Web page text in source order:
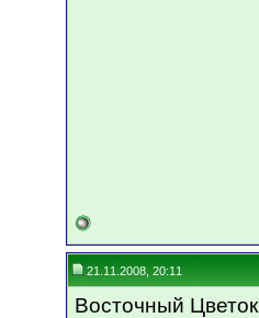
21.11.2008, 20:11
Восточный Цветок